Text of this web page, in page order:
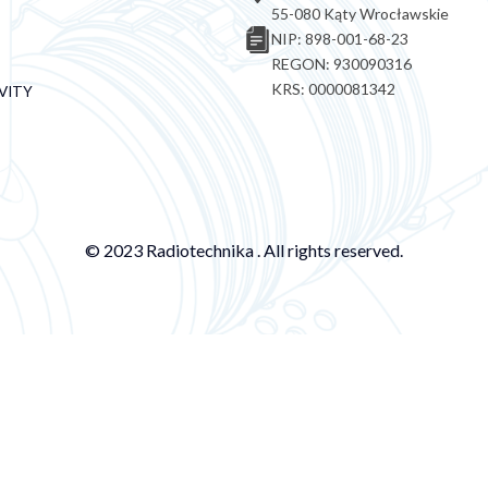
55-080 Kąty Wrocławskie
NIP: 898-001-68-23
REGON: 930090316
KRS: 0000081342
© 2023 Radiotechnika . All rights reserved.